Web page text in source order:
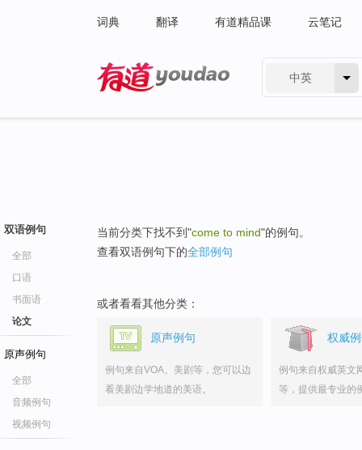
词典 翻译 有道精品课 云笔记
中英
双语例句
全部
口语
书面语
论文
原声例句
全部
音频例句
视频例句
当前分类下找不到"come to mind"的例句。
查看双语例句下的全部例句
或者看看其他分类：
原声例句
例句来自VOA、美剧等，您可以边
看美剧边学地道的美语。
权威
例句来自权威英文
等，提供最专业的